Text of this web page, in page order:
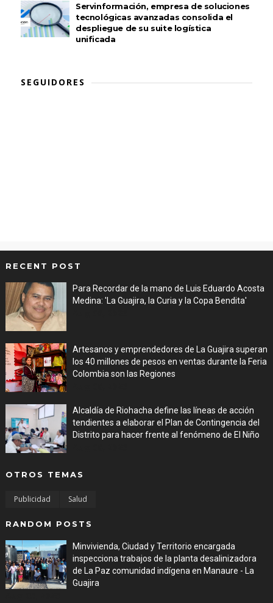
Servinformación, empresa de soluciones
tecnológicas avanzadas consolida el
despliegue de su suite logística
unificada
SEGUIDORES
RECENT POST
Para Recordar de la mano de Luis Eduardo Acosta
Medina: 'La Guajira, la Curia y la Copa Bendita'
Artesanos y emprendedores de La Guajira superan
los 40 millones de pesos en ventas durante la Feria
Colombia son las Regiones
Alcaldía de Riohacha define las líneas de acción
tendientes a elaborar el Plan de Contingencia del
Distrito para hacer frente al fenómeno de El Niño
OTROS TEMAS
Publicidad Salud
RANDOM POSTS
Minvivienda, Ciudad y Territorio encargada
inspecciona trabajos de la planta desalinizadora
de La Paz comunidad indígena en Manaure - La
Guajira